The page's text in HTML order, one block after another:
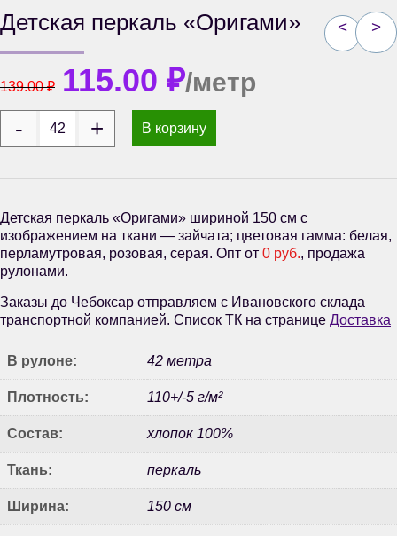
< >
Детская перкаль «Оригами»
139.00₽ 115.00 ₽/метр
В корзину
Детская перкаль «Оригами» шириной 150 см с
изображением на ткани — зайчата; цветовая гамма: белая,
перламутровая, розовая, серая. Опт от 0 руб., продажа
рулонами.
Заказы до Чебоксар отправляем с Ивановского склада
транспортной компанией. Список ТК на странице Доставка
В рулоне: 42 метра
Плотность: 110+/-5 г/м²
Состав: хлопок 100%
Ткань: перкаль
Ширина: 150 см